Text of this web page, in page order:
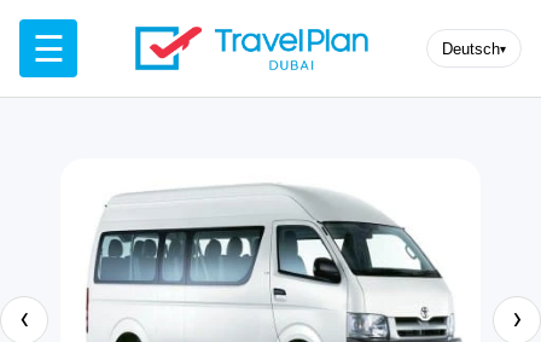
☰ Deutsch▾
‹ ›